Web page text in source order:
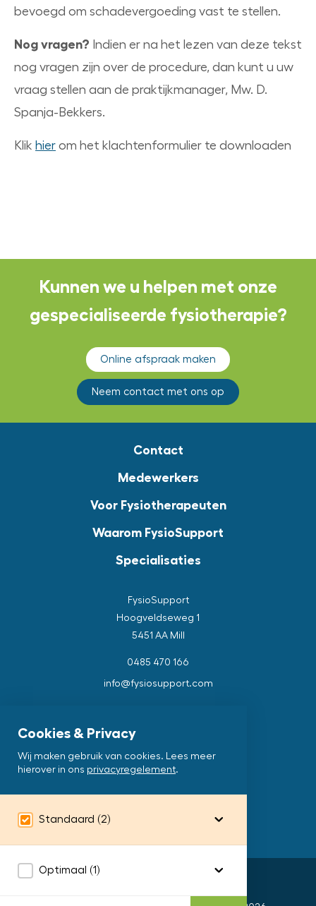
bevoegd om schadevergoeding vast te stellen.
Nog vragen? Indien er na het lezen van deze tekst
nog vragen zijn over de procedure, dan kunt u uw
vraag stellen aan de praktijkmanager, Mw. D.
Spanja-Bekkers.
Klik hier om het klachtenformulier te downloaden
Kunnen we u helpen met onze
gespecialiseerde fysiotherapie?
Online afspraak maken
Neem contact met ons op
Contact
Medewerkers
Voor Fysiotherapeuten
Waarom FysioSupport
Specialisaties
FysioSupport
Hoogveldseweg 1
5451 AA Mill
0485 470 166
info@fysiosupport.com
Cookie instellingen aanpassen
Cookies & Privacy
Wij maken gebruik van cookies. Lees meer
hierover in ons privacyregelement.
Standaard (2)
Google Analytics
bezoekersstatistieken in het gebruik van de website.
Optimaal (1)